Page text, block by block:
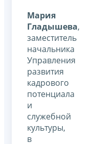
Мария
Гладышева,
заместитель
начальника
Управления
развития
кадрового
потенциала
и
служебной
культуры,
в